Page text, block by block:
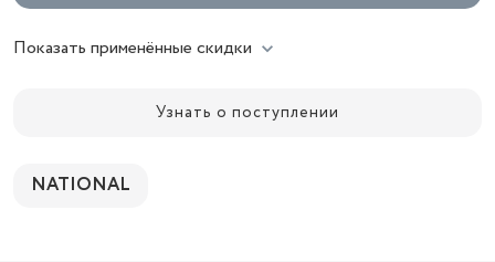
Показать применённые скидки
Узнать о поступлении
NATIONAL